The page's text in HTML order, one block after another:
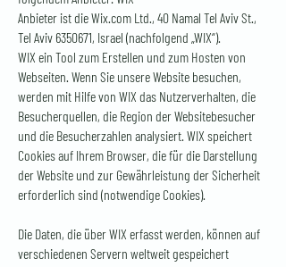
Anbieter ist die Wix.com Ltd., 40 Namal Tel Aviv St.,
Tel Aviv 6350671, Israel (nachfolgend „WIX“).
WIX ein Tool zum Erstellen und zum Hosten von
Webseiten. Wenn Sie unsere Website besuchen,
werden mit Hilfe von WIX das Nutzerverhalten, die
Besucherquellen, die Region der Websitebesucher
und die Besucherzahlen analysiert. WIX speichert
Cookies auf Ihrem Browser, die für die Darstellung
der Website und zur Gewährleistung der Sicherheit
erforderlich sind (notwendige Cookies).
Die Daten, die über WIX erfasst werden, können auf
verschiedenen Servern weltweit gespeichert